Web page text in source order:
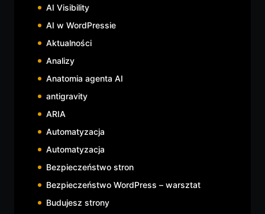
AI Visibility
AI w WordPressie
Aktualności
Analizy
Anatomia agenta AI
antigravity
ARIA
Automatyzacja
Automatyzacja
Bezpieczeństwo stron
Bezpieczeństwo WordPress – warsztat
Budujesz strony